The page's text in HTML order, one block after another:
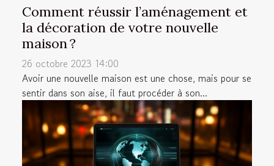
Comment réussir l’aménagement et
la décoration de votre nouvelle
maison ?
26 octobre 2023 14:00
Avoir une nouvelle maison est une chose, mais pour se
sentir dans son aise, il faut procéder à son...